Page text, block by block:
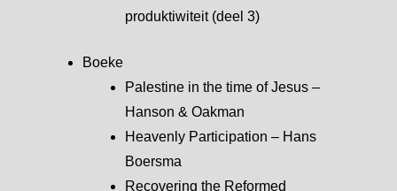
produktiwiteit (deel 3)
Boeke
Palestine in the time of Jesus –
Hanson & Oakman
Heavenly Participation – Hans
Boersma
Recovering the Reformed